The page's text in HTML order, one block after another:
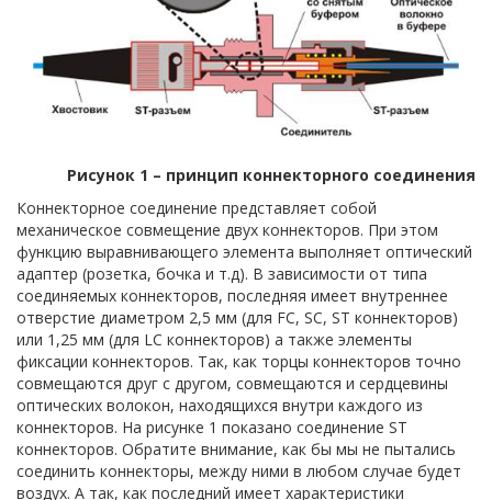
Рисунок 1 – принцип коннекторного соединения
Коннекторное соединение представляет собой
механическое совмещение двух коннекторов. При этом
функцию выравнивающего элемента выполняет оптический
адаптер (розетка, бочка и т.д). В зависимости от типа
соединяемых коннекторов, последняя имеет внутреннее
отверстие диаметром 2,5 мм (для FC, SC, ST коннекторов)
или 1,25 мм (для LC коннекторов) а также элементы
фиксации коннекторов. Так, как торцы коннекторов точно
совмещаются друг с другом, совмещаются и сердцевины
оптических волокон, находящихся внутри каждого из
коннекторов. На рисунке 1 показано соединение ST
коннекторов. Обратите внимание, как бы мы не пытались
соединить коннекторы, между ними в любом случае будет
воздух. А так, как последний имеет характеристики